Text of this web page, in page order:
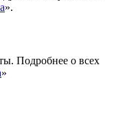
».
Подробнее о всех
»